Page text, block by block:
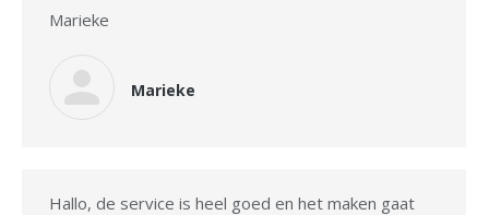
Marieke
Marieke
Hallo, de service is heel goed en het maken gaat